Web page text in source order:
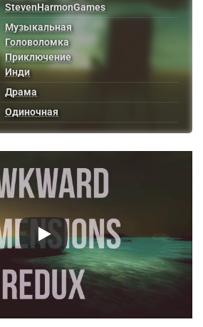
StevenHarmonGames
Музыкальная
Головоломка
Приключение
Инди
Драма
Одиночная